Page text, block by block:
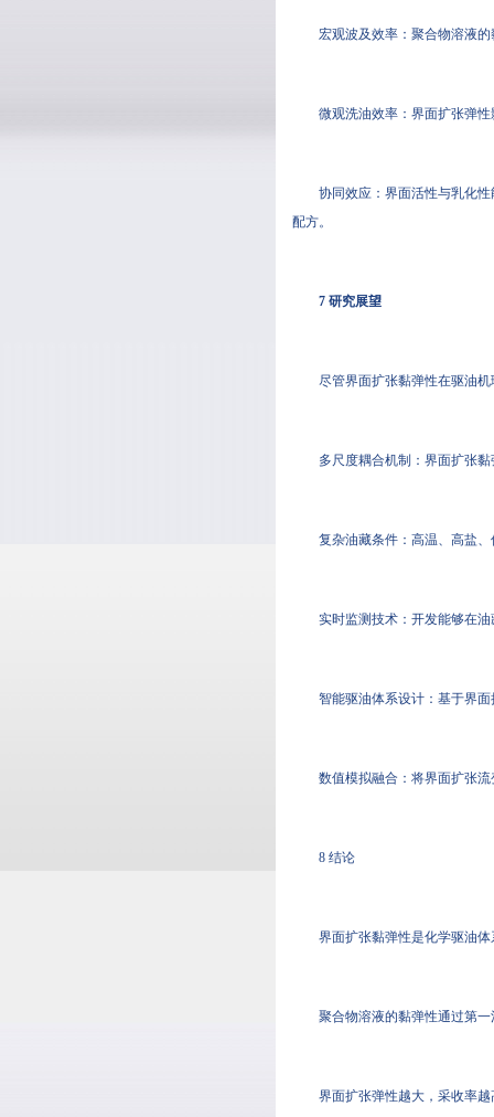
宏观波及效率：聚合物溶液
微观洗油效率：界面扩张弹
协同效应：界面活性与乳化
配方。
7 研究展望
尽管界面扩张黏弹性在驱油
多尺度耦合机制：界面扩张
复杂油藏条件：高温、高盐
实时监测技术：开发能够在
智能驱油体系设计：基于界
数值模拟融合：将界面扩张
8 结论
界面扩张黏弹性是化学驱油
聚合物溶液的黏弹性通过第
界面扩张弹性越大，采收率